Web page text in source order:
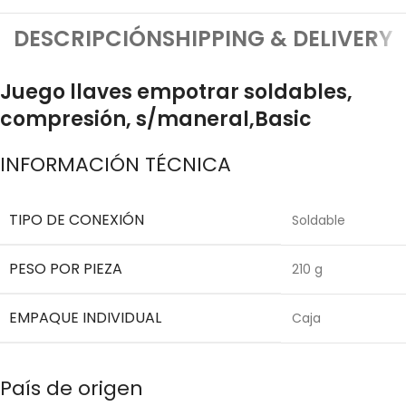
DESCRIPCIÓNSHIPPING & DELIVERY
Juego llaves empotrar soldables,
compresión, s/maneral,Basic
INFORMACIÓN TÉCNICA
TIPO DE CONEXIÓN Soldable
PESO POR PIEZA 210 g
EMPAQUE INDIVIDUAL Caja
País de origen